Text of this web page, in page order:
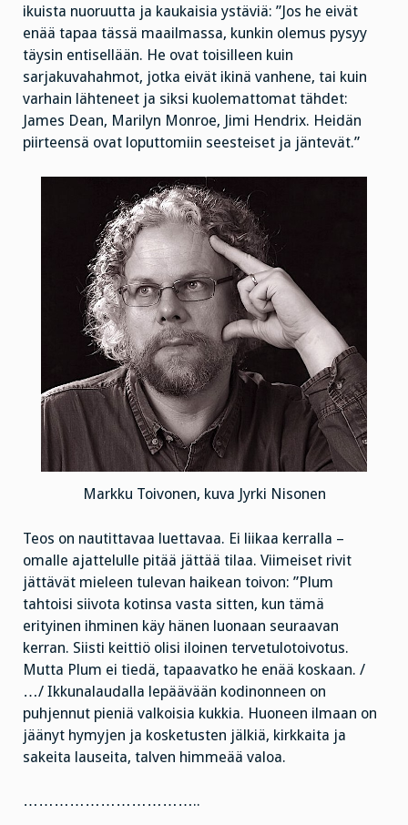
ikuista nuoruutta ja kaukaisia ystäviä: ”Jos he eivät
enää tapaa tässä maailmassa, kunkin olemus pysyy
täysin entisellään. He ovat toisilleen kuin
sarjakuvahahmot, jotka eivät ikinä vanhene, tai kuin
varhain lähteneet ja siksi kuolemattomat tähdet:
James Dean, Marilyn Monroe, Jimi Hendrix. Heidän
piirteensä ovat loputtomiin seesteiset ja jäntevät.”
Markku Toivonen, kuva Jyrki Nisonen
Teos on nautittavaa luettavaa. Ei liikaa kerralla –
omalle ajattelulle pitää jättää tilaa. Viimeiset rivit
jättävät mieleen tulevan haikean toivon: ”Plum
tahtoisi siivota kotinsa vasta sitten, kun tämä
erityinen ihminen käy hänen luonaan seuraavan
kerran. Siisti keittiö olisi iloinen tervetulotoivotus.
Mutta Plum ei tiedä, tapaavatko he enää koskaan. /
…/ Ikkunalaudalla lepäävään kodinonneen on
puhjennut pieniä valkoisia kukkia. Huoneen ilmaan on
jäänyt hymyjen ja kosketusten jälkiä, kirkkaita ja
sakeita lauseita, talven himmeää valoa.
……………………………..